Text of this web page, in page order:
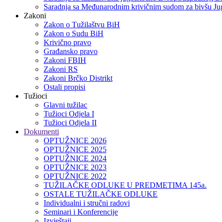
Saradnja sa Međunarodnim krivičnim sudom za bivšu
Zakoni
Zakon o Тužilaštvu BiH
Zakon o Sudu BiH
Krivično pravo
Građansko pravo
Zakoni FBIH
Zakoni RS
Zakoni Brčko Distrikt
Ostali propisi
Tužioci
Glavni tužilac
Tužioci Odjela I
Tužioci Odjela II
Dokumenti
OPTUŽNICE 2026
OPTUŽNICE 2025
OPTUŽNICE 2024
OPTUŽNICE 2023
OPTUŽNICE 2022
TUŽILAČKE ODLUKE U PREDMETIMA 145a.
OSTALE TUŽILAČKE ODLUKE
Individualni i stručni radovi
Seminari i Konferencije